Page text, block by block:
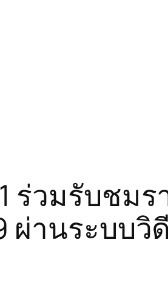
ร่วมรับชม
ผ่านระบบ